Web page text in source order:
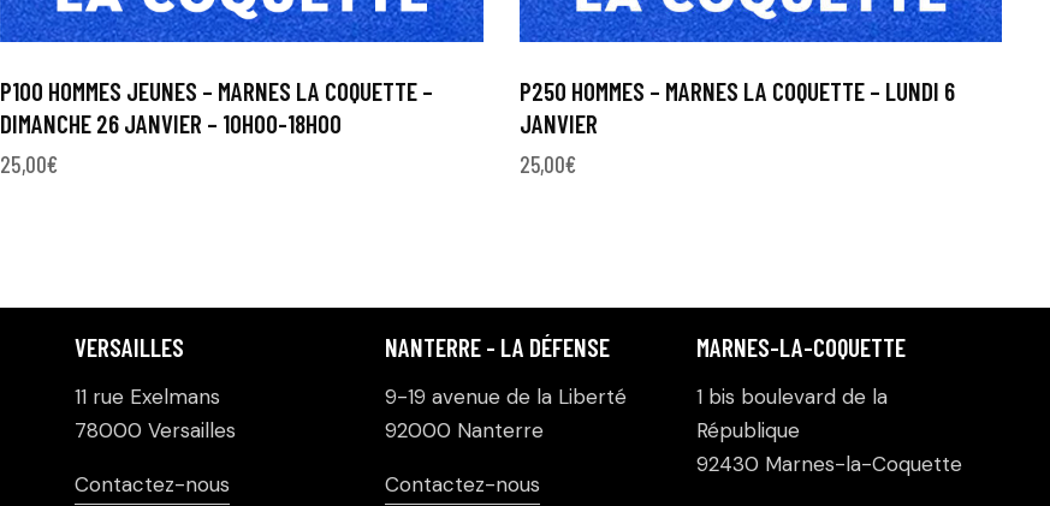
P100 HOMMES JEUNES – MARNES LA COQUETTE –
DIMANCHE 26 JANVIER – 10H00-18H00
25,00€
P250 HOMMES – MARNES LA COQUETTE – LUNDI 6
JANVIER
25,00€
VERSAILLES
11 rue Exelmans
78000 Versailles
Contactez-nous
NANTERRE - LA DÉFENSE
9-19 avenue de la Liberté
92000 Nanterre
Contactez-nous
MARNES-LA-COQUETTE
1 bis boulevard de la
République
92430 Marnes-la-Coquette